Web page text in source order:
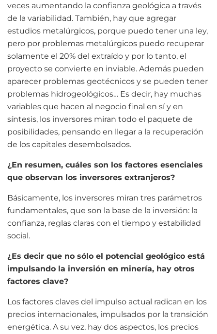
veces aumentando la confianza geológica a través
de la variabilidad. También, hay que agregar
estudios metalúrgicos, porque puedo tener una ley,
pero por problemas metalúrgicos puedo recuperar
solamente el 20% del extraído y por lo tanto, el
proyecto se convierte en inviable. Además pueden
aparecer problemas geotécnicos y se pueden tener
problemas hidrogeológicos… Es decir, hay muchas
variables que hacen al negocio final en sí y en
síntesis, los inversores miran todo el paquete de
posibilidades, pensando en llegar a la recuperación
de los capitales desembolsados.
¿En resumen, cuáles son los factores esenciales
que observan los inversores extranjeros?
Básicamente, los inversores miran tres parámetros
fundamentales, que son la base de la inversión: la
confianza, reglas claras con el tiempo y estabilidad
social.
¿Es decir que no sólo el potencial geológico está
impulsando la inversión en minería, hay otros
factores clave?
Los factores claves del impulso actual radican en los
precios internacionales, impulsados por la transición
energética. A su vez, hay dos aspectos, los precios